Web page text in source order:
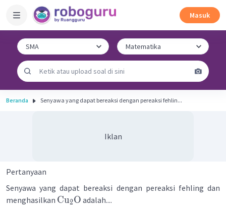
Masuk
Beranda Senyawa yang dapat bereaksi dengan pereaksi fehlin...
Iklan
Pertanyaan
Senyawa yang dapat bereaksi dengan pereaksi fehling dan
menghasilkan Cu2O adalah....